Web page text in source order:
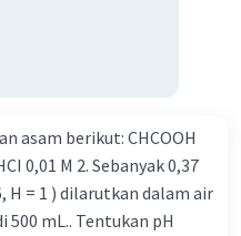
berikut: CHCOOH
H = 1 ) dilarutkan dalam air
mL.. Tentukan pH